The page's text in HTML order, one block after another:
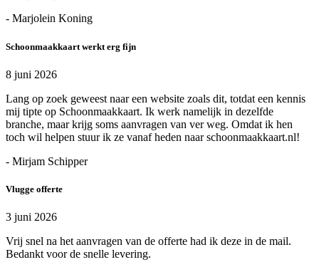
- Marjolein Koning
Schoonmaakkaart werkt erg fijn
8 juni 2026
Lang op zoek geweest naar een website zoals dit, totdat een kennis
mij tipte op Schoonmaakkaart. Ik werk namelijk in dezelfde
branche, maar krijg soms aanvragen van ver weg. Omdat ik hen
toch wil helpen stuur ik ze vanaf heden naar schoonmaakkaart.nl!
- Mirjam Schipper
Vlugge offerte
3 juni 2026
Vrij snel na het aanvragen van de offerte had ik deze in de mail.
Bedankt voor de snelle levering.